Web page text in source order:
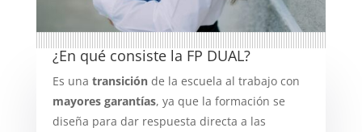
¿En qué consiste la FP DUAL?
Es una transiciónde la escuela al trabajo con
mayores garantías, ya que la formación se
diseña para dar respuesta directa a las